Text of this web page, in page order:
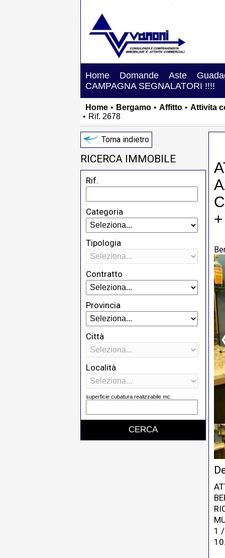
Home Domande Aste
CAMPAGNA SEGNALATORI !!!!
Home • Bergamo • Affitto • Attivita
• Rif. 2678
Torna indietro
RICERCA IMMOBILE
Rif.
Categoria
Tipologia
Contratto
Provincia
Città
Località
superficie cubatura realizzabile mc.
1